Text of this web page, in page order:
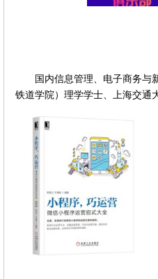
国内信息管理、电子商务与
铁道学院）理学学士、上海交通